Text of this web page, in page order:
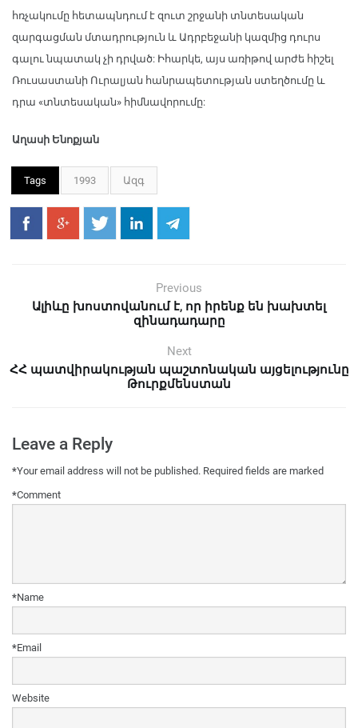
հռչակումը հետապնդում է զուտ շրջանի տնտեսական
զարգացման մտադրություն և Ադրբեջանի կազմից դուրս
գալու նպատակ չի դրված: Իհարկե, այս առիթով արժե հիշել
Ռուսաստանի Ուրալյան հանրապետության ստեղծումը և
դրա «տնտեսական» հիմնավորումը:
Աղասի Ենոքյան
Tags 1993 Ազգ
Previous
Ալիևը խոստովանում է, որ իրենք են խախտել
զինադադարը
Next
ՀՀ պատվիրակության պաշտոնական այցելությունը
Թուրքմենստան
Leave a Reply
Your email address will not be published. Required fields are marked
*
Comment
*
Name
*
Email
*
Website